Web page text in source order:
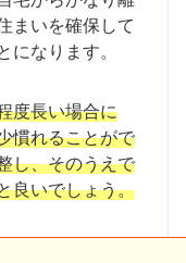
まいを確保して
になります。
度長い場合に
慣れることがで
し、そのうえで
良いでしょう。